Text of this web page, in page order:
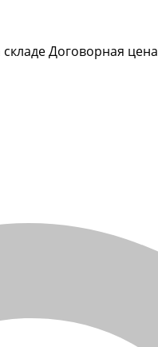
Договорная цена